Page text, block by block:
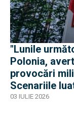
"Lunile
Polonia,
provocări
Scenariile
03 IULIE 2026